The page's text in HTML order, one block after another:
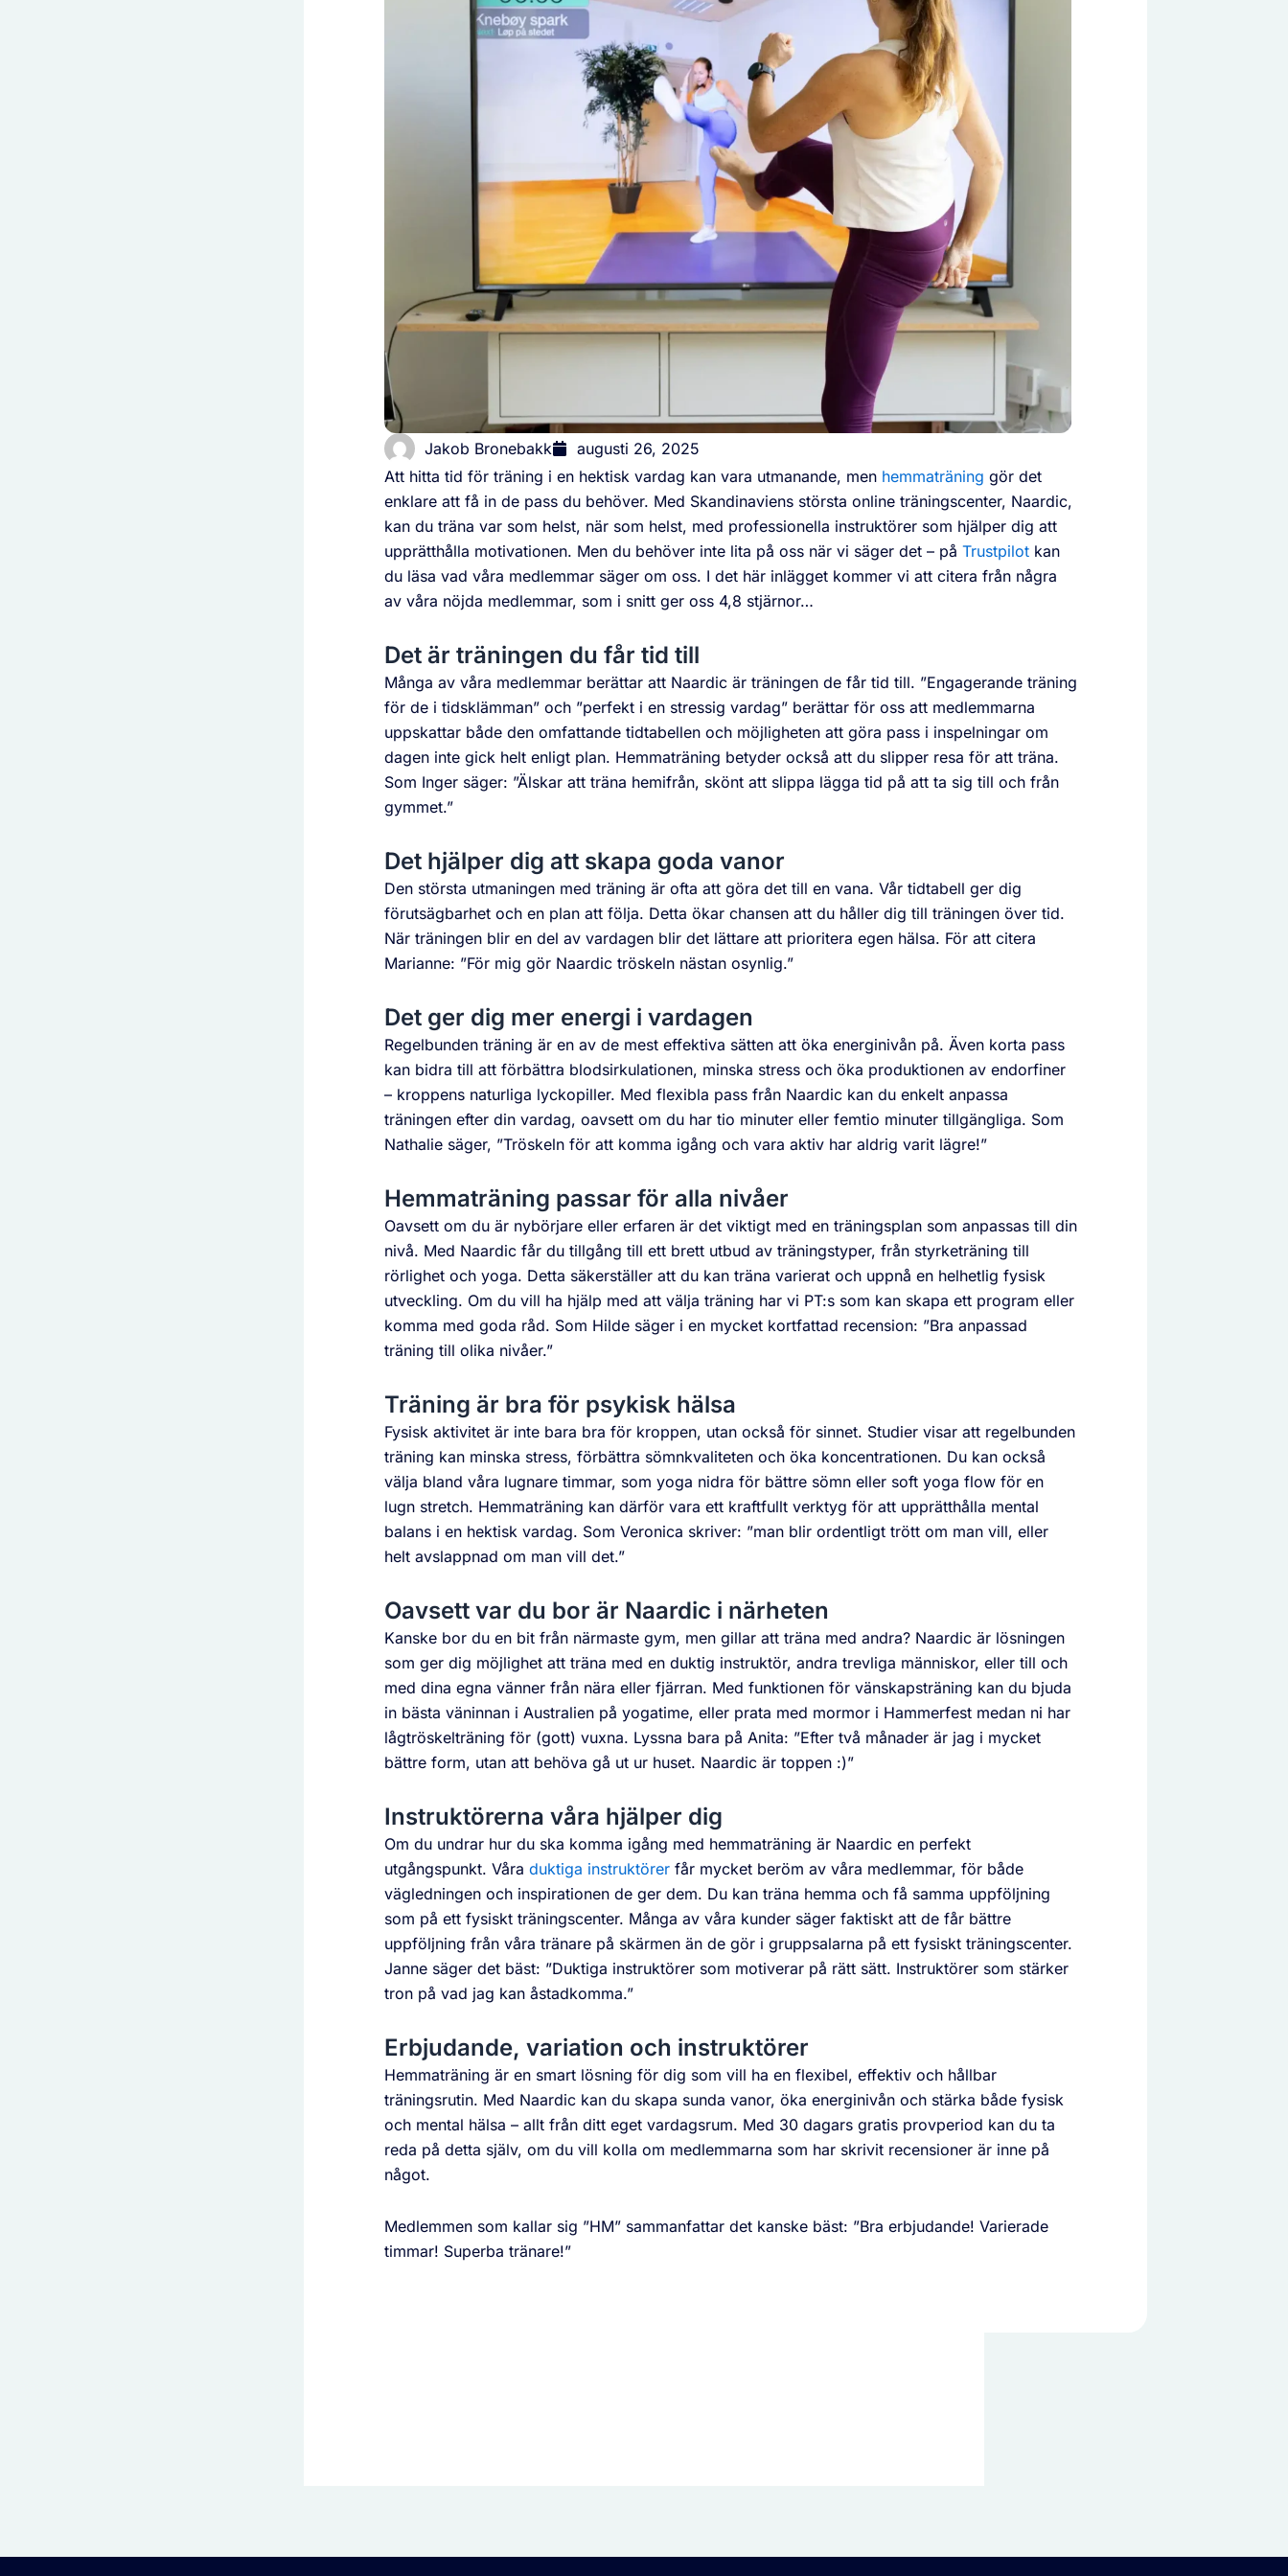
Jakob Bronebakk
augusti 26, 2025
Att hitta tid för träning i en hektisk vardag kan vara utmanande, men hemmaträning gör det
enklare att få in de pass du behöver. Med Skandinaviens största online träningscenter, Naardic,
kan du träna var som helst, när som helst, med professionella instruktörer som hjälper dig att
upprätthålla motivationen. Men du behöver inte lita på oss när vi säger det – på Trustpilot kan
du läsa vad våra medlemmar säger om oss. I det här inlägget kommer vi att citera från några
av våra nöjda medlemmar, som i snitt ger oss 4,8 stjärnor…
Det är träningen du får tid till
Många av våra medlemmar berättar att Naardic är träningen de får tid till. ”Engagerande träning
för de i tidsklämman” och ”perfekt i en stressig vardag” berättar för oss att medlemmarna
uppskattar både den omfattande tidtabellen och möjligheten att göra pass i inspelningar om
dagen inte gick helt enligt plan. Hemmaträning betyder också att du slipper resa för att träna.
Som Inger säger: ”Älskar att träna hemifrån, skönt att slippa lägga tid på att ta sig till och från
gymmet.”
Det hjälper dig att skapa goda vanor
Den största utmaningen med träning är ofta att göra det till en vana. Vår tidtabell ger dig
förutsägbarhet och en plan att följa. Detta ökar chansen att du håller dig till träningen över tid.
När träningen blir en del av vardagen blir det lättare att prioritera egen hälsa. För att citera
Marianne: ”För mig gör Naardic tröskeln nästan osynlig.”
Det ger dig mer energi i vardagen
Regelbunden träning är en av de mest effektiva sätten att öka energinivån på. Även korta pass
kan bidra till att förbättra blodsirkulationen, minska stress och öka produktionen av endorfiner
– kroppens naturliga lyckopiller. Med flexibla pass från Naardic kan du enkelt anpassa
träningen efter din vardag, oavsett om du har tio minuter eller femtio minuter tillgängliga. Som
Nathalie säger, ”Tröskeln för att komma igång och vara aktiv har aldrig varit lägre!”
Hemmaträning passar för alla nivåer
Oavsett om du är nybörjare eller erfaren är det viktigt med en träningsplan som anpassas till din
nivå. Med Naardic får du tillgång till ett brett utbud av träningstyper, från styrketräning till
rörlighet och yoga. Detta säkerställer att du kan träna varierat och uppnå en helhetlig fysisk
utveckling. Om du vill ha hjälp med att välja träning har vi PT:s som kan skapa ett program eller
komma med goda råd. Som Hilde säger i en mycket kortfattad recension: ”Bra anpassad
träning till olika nivåer.”
Träning är bra för psykisk hälsa
Fysisk aktivitet är inte bara bra för kroppen, utan också för sinnet. Studier visar att regelbunden
träning kan minska stress, förbättra sömnkvaliteten och öka koncentrationen. Du kan också
välja bland våra lugnare timmar, som yoga nidra för bättre sömn eller soft yoga flow för en
lugn stretch. Hemmaträning kan därför vara ett kraftfullt verktyg för att upprätthålla mental
balans i en hektisk vardag. Som Veronica skriver: ”man blir ordentligt trött om man vill, eller
helt avslappnad om man vill det.”
Oavsett var du bor är Naardic i närheten
Kanske bor du en bit från närmaste gym, men gillar att träna med andra? Naardic är lösningen
som ger dig möjlighet att träna med en duktig instruktör, andra trevliga människor, eller till och
med dina egna vänner från nära eller fjärran. Med funktionen för vänskapsträning kan du bjuda
in bästa väninnan i Australien på yogatime, eller prata med mormor i Hammerfest medan ni har
lågtröskelträning för (gott) vuxna. Lyssna bara på Anita: ”Efter två månader är jag i mycket
bättre form, utan att behöva gå ut ur huset. Naardic är toppen :)”
Instruktörerna våra hjälper dig
Om du undrar hur du ska komma igång med hemmaträning är Naardic en perfekt
utgångspunkt. Våra duktiga instruktörer får mycket beröm av våra medlemmar, för både
vägledningen och inspirationen de ger dem. Du kan träna hemma och få samma uppföljning
som på ett fysiskt träningscenter. Många av våra kunder säger faktiskt att de får bättre
uppföljning från våra tränare på skärmen än de gör i gruppsalarna på ett fysiskt träningscenter.
Janne säger det bäst: ”Duktiga instruktörer som motiverar på rätt sätt. Instruktörer som stärker
tron på vad jag kan åstadkomma.”
Erbjudande, variation och instruktörer
Hemmaträning är en smart lösning för dig som vill ha en flexibel, effektiv och hållbar
träningsrutin. Med Naardic kan du skapa sunda vanor, öka energinivån och stärka både fysisk
och mental hälsa – allt från ditt eget vardagsrum. Med 30 dagars gratis provperiod kan du ta
reda på detta själv, om du vill kolla om medlemmarna som har skrivit recensioner är inne på
något.
Medlemmen som kallar sig ”HM” sammanfattar det kanske bäst: ”Bra erbjudande! Varierade
timmar! Superba tränare!”